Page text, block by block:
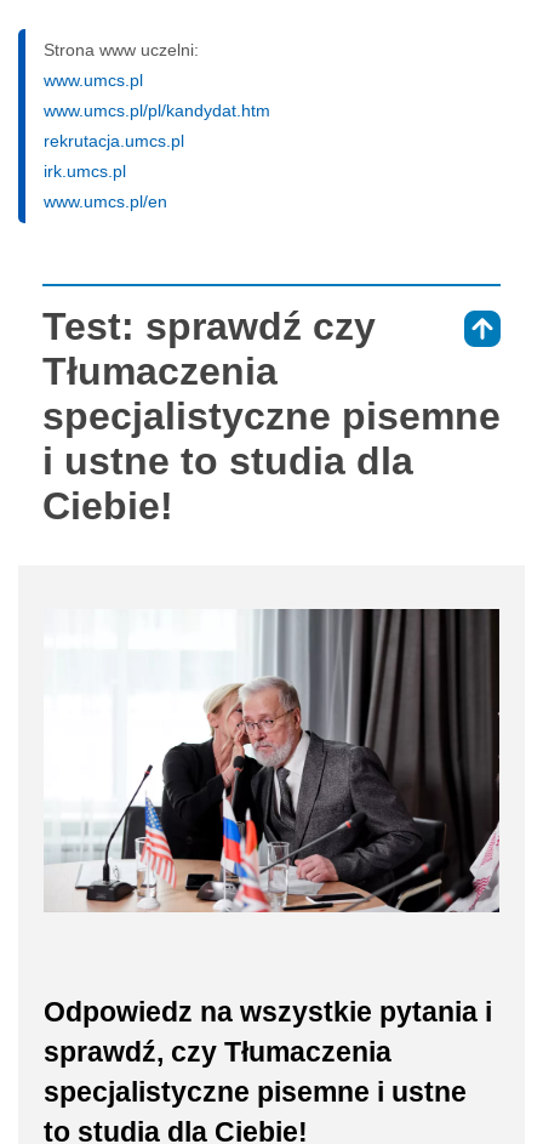
Strona www uczelni:
www.umcs.pl
www.umcs.pl/pl/kandydat.htm
rekrutacja.umcs.pl
irk.umcs.pl
www.umcs.pl/en
Test: sprawdź czy
Tłumaczenia
specjalistyczne pisemne
i ustne to studia dla
Ciebie!
Odpowiedz na wszystkie pytania i
sprawdź, czy Tłumaczenia
specjalistyczne pisemne i ustne
to studia dla Ciebie!